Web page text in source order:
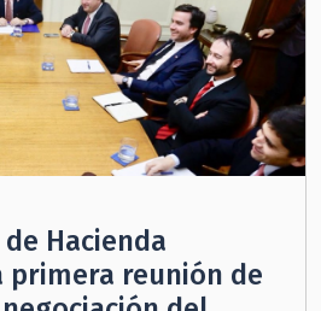
Hacienda
primera reunión de